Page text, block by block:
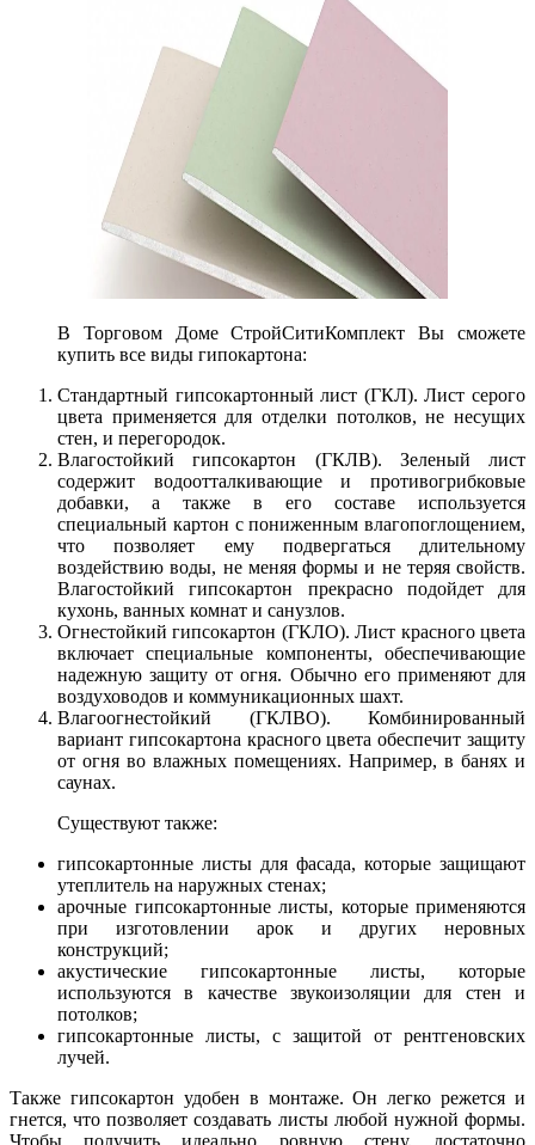
В Торговом Доме СтройСитиКомплект Вы сможете
купить все виды гипокартона:
Стандартный гипсокартонный лист (ГКЛ). Лист серого
цвета применяется для отделки потолков, не несущих
стен, и перегородок.
Влагостойкий гипсокартон (ГКЛВ). Зеленый лист
содержит водоотталкивающие и противогрибковые
добавки, а также в его составе используется
специальный картон с пониженным влагопоглощением,
что позволяет ему подвергаться длительному
воздействию воды, не меняя формы и не теряя свойств.
Влагостойкий гипсокартон прекрасно подойдет для
кухонь, ванных комнат и санузлов.
Огнестойкий гипсокартон (ГКЛО). Лист красного цвета
включает специальные компоненты, обеспечивающие
надежную защиту от огня. Обычно его применяют для
воздуховодов и коммуникационных шахт.
Влагоогнестойкий (ГКЛВО). Комбинированный
вариант гипсокартона красного цвета обеспечит защиту
от огня во влажных помещениях. Например, в банях и
саунах.
Существуют также:
гипсокартонные листы для фасада, которые защищают
утеплитель на наружных стенах;
арочные гипсокартонные листы, которые применяются
при изготовлении арок и других неровных
конструкций;
акустические гипсокартонные листы, которые
используются в качестве звукоизоляции для стен и
потолков;
гипсокартонные листы, с защитой от рентгеновских
лучей.
Также гипсокартон удобен в монтаже. Он легко режется и
гнется, что позволяет создавать листы любой нужной формы.
Чтобы получить идеально ровную стену, достаточно